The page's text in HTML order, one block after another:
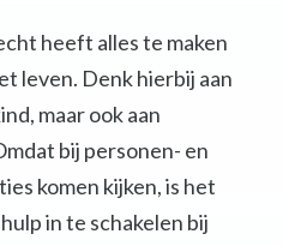
heeft alles te maken
leven. Denk hierbij aan
maar ook aan
bij personen- en
komen kijken, is het
in te schakelen bij